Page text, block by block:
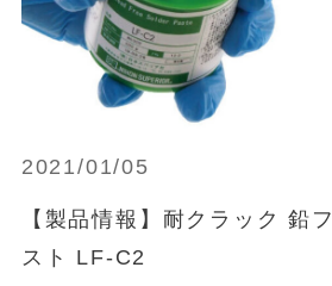
2021/01/05
【製品情報】耐クラック 鉛
スト LF-C2